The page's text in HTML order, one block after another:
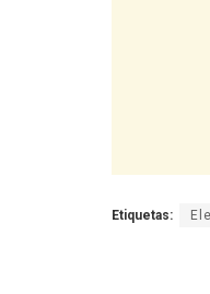
Etiquetas: